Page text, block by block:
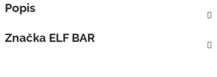
Popis
Značka ELF BAR